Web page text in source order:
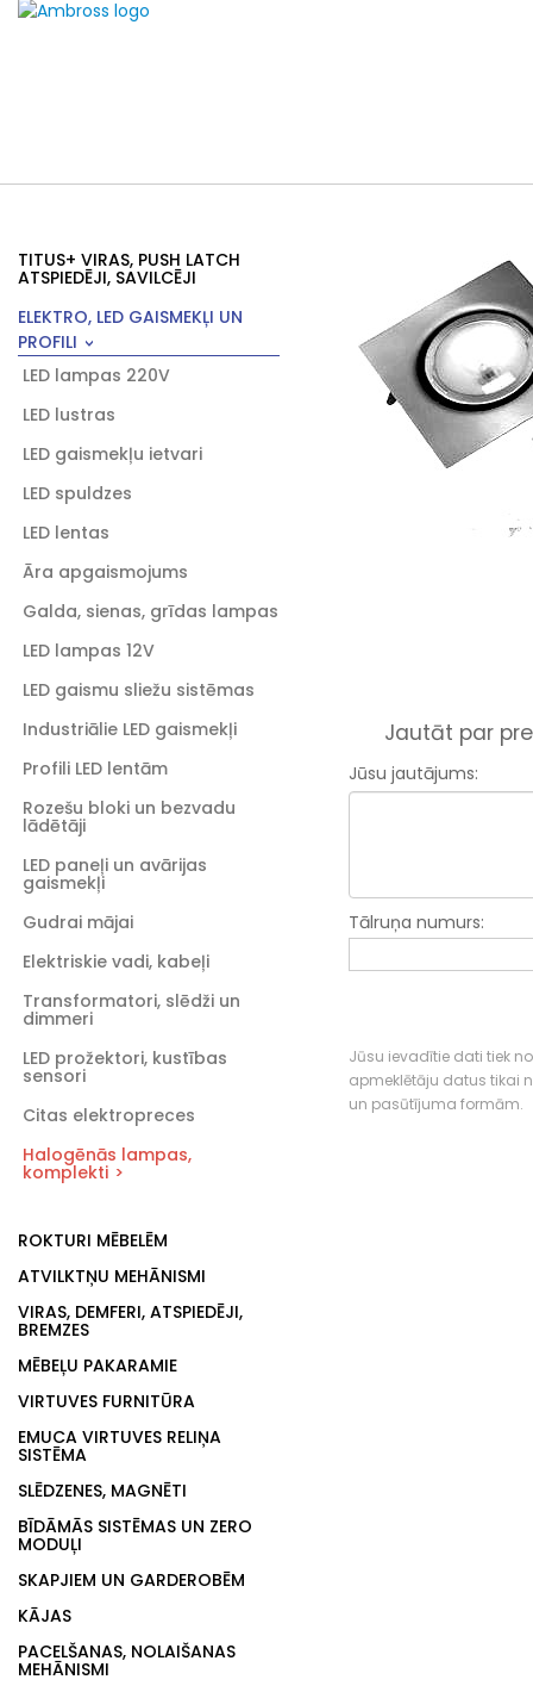
TITUS+ VIRAS, PUSH LATCH
ATSPIEDĒJI, SAVILCĒJI
ELEKTRO, LED GAISMEKĻI UN
PROFILI
LED lampas 220V
LED lustras
LED gaismekļu ietvari
LED spuldzes
LED lentas
Āra apgaismojums
Galda, sienas, grīdas lampas
LED lampas 12V
LED gaismu sliežu sistēmas
Industriālie LED gaismekļi
Profili LED lentām
Rozešu bloki un bezvadu
lādētāji
LED paneļi un avārijas
gaismekļi
Gudrai mājai
Elektriskie vadi, kabeļi
Transformatori, slēdži un
dimmeri
LED prožektori, kustības
sensori
Citas elektropreces
Halogēnās lampas,
komplekti
ROKTURI MĒBELĒM
ATVILKTŅU MEHĀNISMI
VIRAS, DEMFERI, ATSPIEDĒJI,
BREMZES
MĒBEĻU PAKARAMIE
VIRTUVES FURNITŪRA
EMUCA VIRTUVES RELIŅA
SISTĒMA
SLĒDZENES, MAGNĒTI
BĪDĀMĀS SISTĒMAS UN ZERO
MODUĻI
SKAPJIEM UN GARDEROBĒM
KĀJAS
PACELŠANAS, NOLAIŠANAS
MEHĀNISMI
Jautāt par
Jūsu jautājums:
Tālruņa numurs:
Jūsu ievadītie dati tiek
apmeklētāju datus tikai
un pasūtījuma formām.